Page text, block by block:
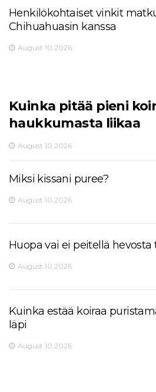
Henkilökohtaiset vinkit
Chihuahuasin kanssa
August 10,2026
Kuinka pitää pieni
haukkumasta liikaa
August 10,2026
Miksi kissani puree?
August 10,2026
Huopa vai ei peitellä hevosta
August 10,2026
Kuinka estää koiraa
läpi
August 10,2026